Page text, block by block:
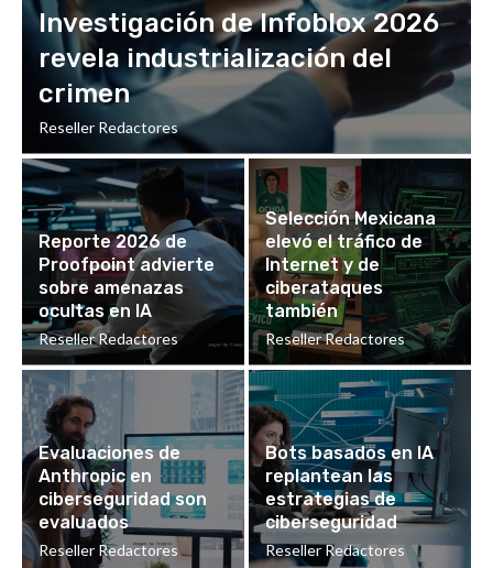
Investigación de Infoblox 2026
revela industrialización del
crimen
Reseller Redactores
Reporte 2026 de
Proofpoint advierte
sobre amenazas
ocultas en IA
Reseller Redactores
Selección Mexicana
elevó el tráfico de
Internet y de
ciberataques
también
Reseller Redactores
Evaluaciones de
Anthropic en
ciberseguridad son
evaluados
Reseller Redactores
Bots basados en IA
replantean las
estrategias de
ciberseguridad
Reseller Redactores